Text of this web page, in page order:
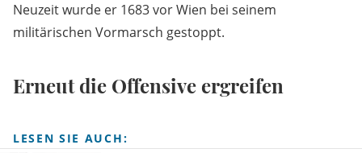
Neuzeit wurde er 1683 vor Wien bei seinem
militärischen Vormarsch gestoppt.
Erneut die Offensive ergreifen
LESEN SIE AUCH: